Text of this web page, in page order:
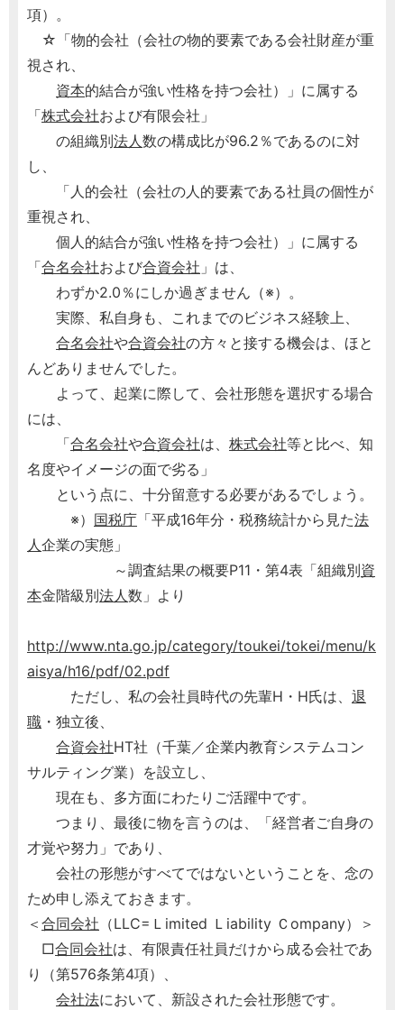
項）。
☆「物的会社（会社の物的要素である会社財産が重
視され、
資本的結合が強い性格を持つ会社）」に属する
「株式会社および有限会社」
の組織別法人数の構成比が96.2％であるのに対
し、
「人的会社（会社の人的要素である社員の個性が
重視され、
個人的結合が強い性格を持つ会社）」に属する
「合名会社および合資会社 」は、
わずか2.0％にしか過ぎません（※）。
実際、私自身も、これまでのビジネス経験上、
合名会社や合資会社の方々と接する機会は、ほと
んどありませんでした。
よって、起業に際して、会社形態を選択する場合
には、
「合名会社や合資会社は、 株式会社等と比べ、知
名度やイメージの面で劣る」
という点に、十分留意する必要があるでしょう。
※） 国税庁 「平成16年分・税務統計から見た法
人企業の実態」
～調査結果の概要P11・第4表「組織別資
本金階級別法人数」より
http://www.nta.go.jp/category/toukei/tokei/menu/k
aisya/h16/pdf/02.pdf
ただし、私の会社員時代の先輩H・H氏は、 退
職 ・独立後、
合資会社HT社（千葉／企業内教育システムコン
サルティング業）を設立し、
現在も、多方面にわたりご活躍中です。
つまり、最後に物を言うのは、「経営者ご自身の
才覚や努力」であり、
会社の形態がすべてではないということを、念の
ため申し添えておきます。
＜ 合同会社 （LLC=Ｌimited Ｌiability Ｃompany）＞
□合同会社は、有限責任社員だけから成る会社であ
り（第576条第4項）、
会社法において、新設された会社形態です。